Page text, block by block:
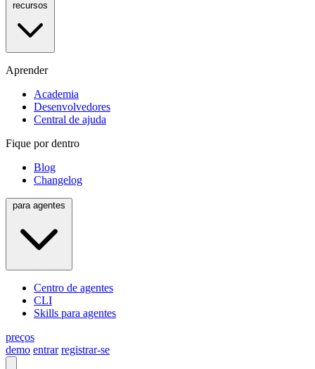
Aprender
Academia
Desenvolvedores
Central de ajuda
Fique por dentro
Blog
Changelog
Centro de agentes
CLI
Skills para agentes
preços
demo entrar registrar-se